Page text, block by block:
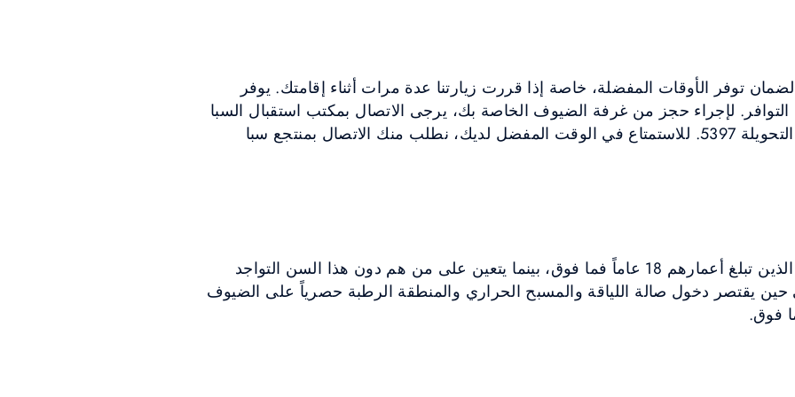
توفر الأوقات المفضلة، خاصة إذا قررت زيارتنا عدة مرات أثناء إقامتك. يوفر
لإجراء حجز من غرفة الضيوف الخاصة بك، يرجى الاتصال بمكتب استقبال السبا
على الرقم الداخلي 5396 أو التحويلة 5397. للاستمتاع في الوقت المفضل لديك، نطلب منك الاتصال بمنتجع سبا
تتوفر علاجات السبا للضيوف الذين تبلغ أعمارهم 18 عاماً فما فوق، بينما يتعين على من هم دون هذا السن التواجد
يقتصر دخول صالة اللياقة والمسبح الحراري والمنطقة الرطبة حصرياً على الضيوف